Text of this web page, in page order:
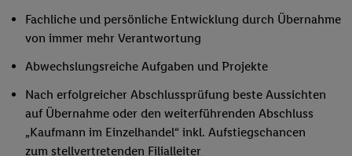
Fachliche und persönliche Entwicklung durch Übernahme
von immer mehr Verantwortung
Abwechslungsreiche Aufgaben und Projekte
Nach erfolgreicher Abschlussprüfung beste Aussichten
auf Übernahme oder den weiterführenden Abschluss
„Kaufmann im Einzelhandel“ inkl. Aufstiegschancen
zum stellvertretenden Filialleiter